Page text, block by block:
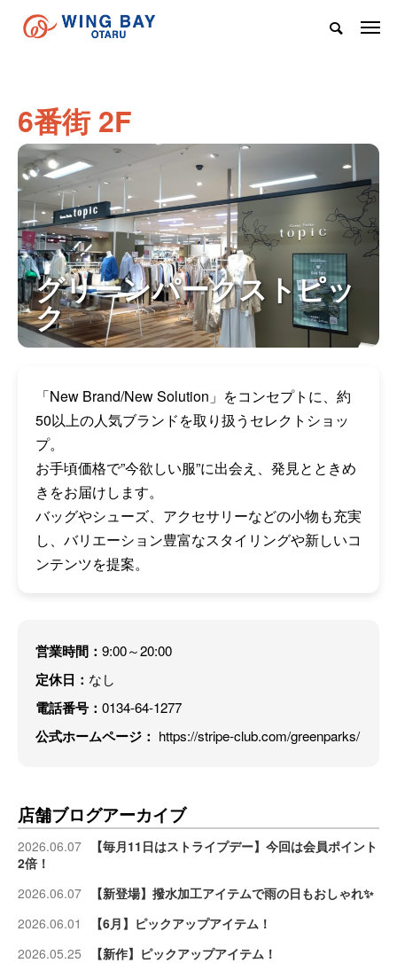
6番街 2F
グリーンパークストピッ
ク
「New Brand/New Solution」をコンセプトに、約
50以上の人気ブランドを取り扱うセレクトショッ
プ。
お手頃価格で”今欲しい服”に出会え、発見とときめ
きをお届けします。
バッグやシューズ、アクセサリーなどの小物も充実
し、バリエーション豊富なスタイリングや新しいコ
ンテンツを提案。
営業時間： 9:00～20:00
定休日： なし
電話番号： 0134-64-1277
公式ホームページ： https://stripe-club.com/greenparks/
店舗ブログアーカイブ
2026.06.07
【毎月11日はストライプデー】今回は会員ポイント
2倍！
2026.06.07
【新登場】撥水加工アイテムで雨の日もおしゃれ✨
2026.06.01
【6月】ピックアップアイテム！
2026.05.25
【新作】ピックアップアイテム！